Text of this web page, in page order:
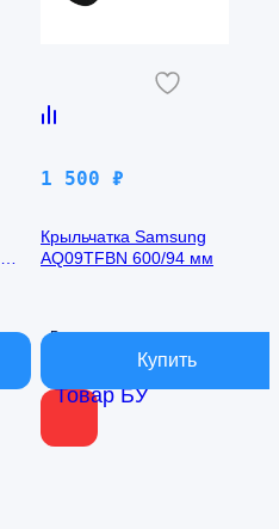
Товар БУ
1 500 ₽
Крыльчатка Samsung
AQ09TFBN 600/94 мм
В наличии